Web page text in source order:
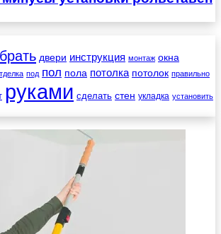
двери инструкция монтаж окна
под пол пола потолка потолок правильно
руками сделать стен укладка установить